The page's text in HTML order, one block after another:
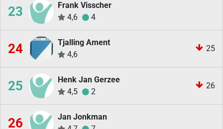
23
Frank Visscher
4,6
4
24
Tjalling Ament
4,6
25
25
Henk Jan Gerzee
4,5
2
26
26
Jan Jonkman